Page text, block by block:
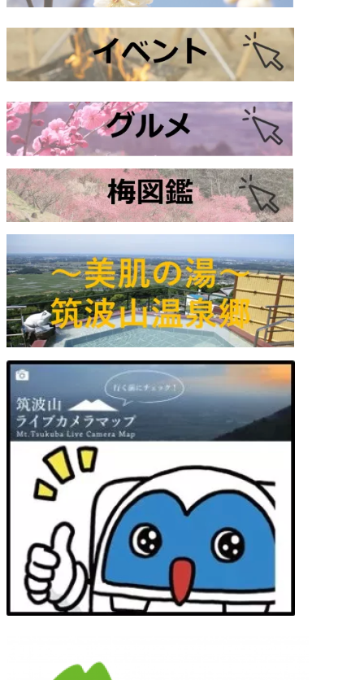
梅の枝」9:00 AM
ー・つくば】 9:00 AM
レストアドベンチャー・つくば】9:00 AM
ライド体験！！【フォレストアドベンチャー・つくば】 9:00 AM
梅の枝」9:00 AM
ー・つくば】9:00 AM
レストアドベンチャー・つくば】 9:00 AM
ライド体験！！【フォレストアドベンチャー・つくば】 9:00 AM
梅の枝」9:00 AM
AM
ー・つくば】9:00 AM